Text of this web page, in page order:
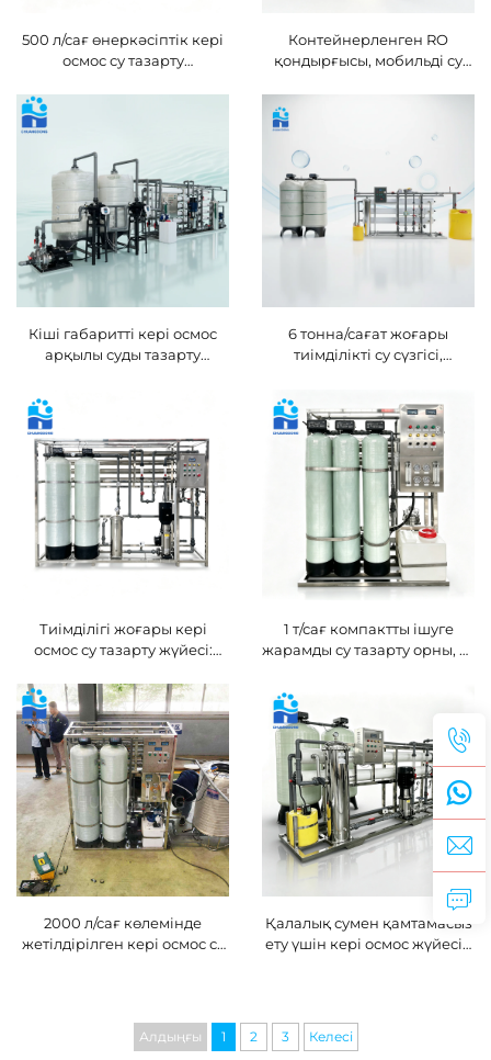
500 л/сағ өнеркәсіптік кері
осмос су тазарту
Контейнерленген RO
қондырғысы, мобильді су
теңіз суын тұздықтан арылту
Кіші габаритті кері осмос
арқылы суды тазарту
су тазарту қондырғысы
6 тонна/сағат жоғары
тиімділікті су сүзгісі,
кері осмос жүйесі, шыны
немесе пластик ыдыстағы
ішуге жарамды суды тазарту
құрылғысы
Тиімділігі жоғары кері
осмос су тазарту жүйесі:
жер асты суы мен өзен суын
фильтрациялау үшін (CE
сертификаты бар)
1 т/сағ компактты ішуге
жарамды су тазарту орны, су
мен кері осмос (RO) жүйесі
бар коммерциялық
мақсатта қолдануға
арналған
2000 л/сағ көлемінде
жетілдірілген кері осмос су
фильтрациялау үшін (CE
және ISO сертификаттары
Қалалық сумен қамтамасыз
ету үшін кері осмос жүйесін
Алдыңғы 1 2 3 Келесі